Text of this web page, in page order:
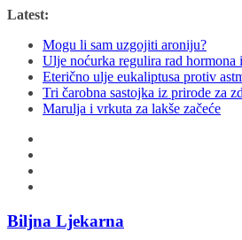
Skip
content
Latest:
Mogu li sam uzgojiti aroniju?
Ulje noćurka regulira rad hormona
Eterično ulje eukaliptusa protiv
Tri čarobna sastojka iz prirode za
Marulja i vrkuta za lakše začeće
Biljna Ljekarna